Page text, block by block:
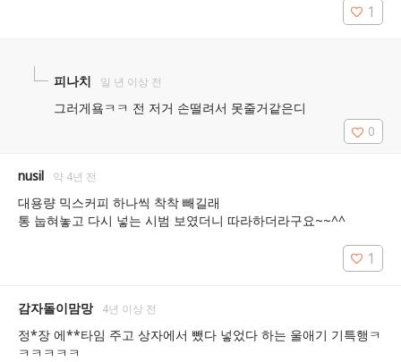
1
피나치 일 년 이상 전
그러게욬ㅋㅋ 전 저거 손떨려서 못줄거같은디
0
nusil 약 4년 전
대용량 믹스커피 하나씩 착착 빼길래
통 눕혀놓고 다시 넣는 시범 보였더니 따라하더라구요~~^^
1
감자돌이맘망 4년 이상 전
정*장 에**타임 주고 상자에서 뺐다 넣었다 하는 울애기 기특행ㅋ
ㅋㅋㅋㅋㅋ